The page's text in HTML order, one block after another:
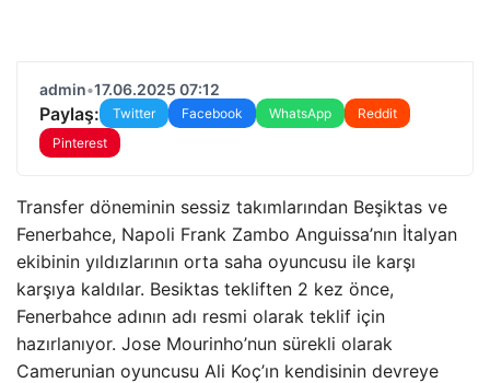
admin•17.06.2025 07:12
Paylaş: Twitter Facebook WhatsApp
Reddit
Pinterest
Transfer döneminin sessiz takımlarından Beşiktas ve
Fenerbahce, Napoli Frank Zambo Anguissa’nın İtalyan
ekibinin yıldızlarının orta saha oyuncusu ile karşı
karşıya kaldılar. Besiktas tekliften 2 kez önce,
Fenerbahce adının adı resmi olarak teklif için
hazırlanıyor. Jose Mourinho’nun sürekli olarak
Camerunian oyuncusu Ali Koç’ın kendisinin devreye